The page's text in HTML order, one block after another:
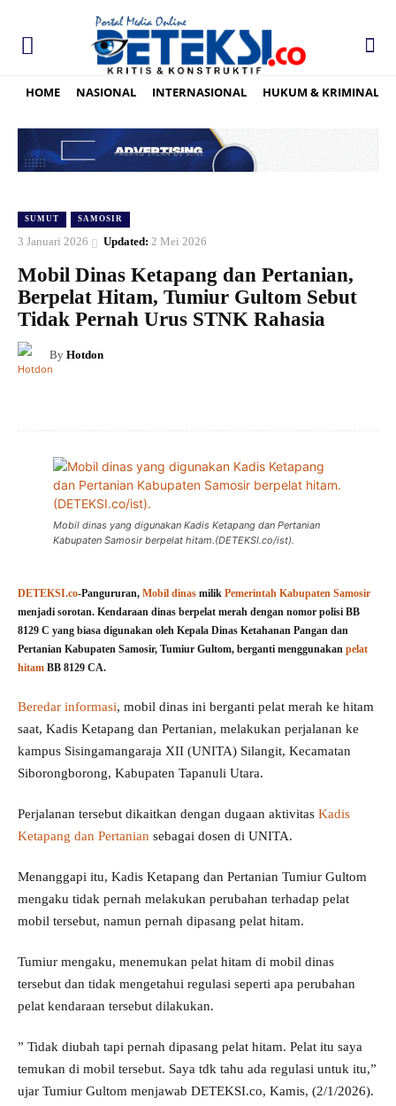
HOME NASIONAL INTERNASIONAL HUKUM & KRIMINAL
SUMUT SAMOSIR
3 Januari 2026 Updated: 2 Mei 2026
Mobil Dinas Ketapang dan Pertanian,
Berpelat Hitam, Tumiur Gultom Sebut
Tidak Pernah Urus STNK Rahasia
By Hotdon
Mobil dinas yang digunakan Kadis Ketapang dan Pertanian
Kabupaten Samosir berpelat hitam.(DETEKSI.co/ist).
DETEKSI.co-Pangururan, Mobil dinas milik Pemerintah Kabupaten Samosir
menjadi sorotan. Kendaraan dinas berpelat merah dengan nomor polisi BB
8129 C yang biasa digunakan oleh Kepala Dinas Ketahanan Pangan dan
Pertanian Kabupaten Samosir, Tumiur Gultom, berganti menggunakan pelat
hitam BB 8129 CA.
Beredar informasi, mobil dinas ini berganti pelat merah ke hitam
saat, Kadis Ketapang dan Pertanian, melakukan perjalanan ke
kampus Sisingamangaraja XII (UNITA) Silangit, Kecamatan
Siborongborong, Kabupaten Tapanuli Utara.
Perjalanan tersebut dikaitkan dengan dugaan aktivitas Kadis
Ketapang dan Pertanian sebagai dosen di UNITA.
Menanggapi itu, Kadis Ketapang dan Pertanian Tumiur Gultom
mengaku tidak pernah melakukan perubahan terhadap pelat
mobil tersebut, namun pernah dipasang pelat hitam.
Tumiur mengaku, menemukan pelat hitam di mobil dinas
tersebut dan tidak mengetahui regulasi seperti apa perubahan
pelat kendaraan tersebut dilakukan.
” Tidak diubah tapi pernah dipasang pelat hitam. Pelat itu saya
temukan di mobil tersebut. Saya tdk tahu ada regulasi untuk itu,”
ujar Tumiur Gultom menjawab DETEKSI.co, Kamis, (2/1/2026).